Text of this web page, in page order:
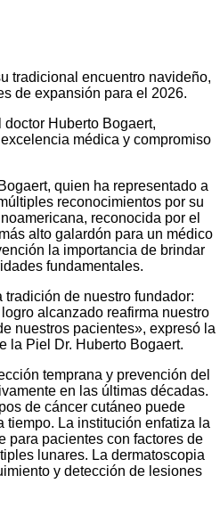
tradicional encuentro navideño,
de expansión para el 2026.
Huberto Bogaert,
médica y compromiso
quien ha representado a
reconocimientos por su
reconocida por el
alto galardón para un médico
la importancia de brindar
fundamentales.
de nuestro fundador:
alcanzado reafirma nuestro
nuestros pacientes», expresó la
la Piel Dr. Huberto Bogaert.
temprana y prevención del
en las últimas décadas.
de cáncer cutáneo puede
tiempo. La institución enfatiza la
para pacientes con factores de
lunares. La dermatoscopia
y detección de lesiones